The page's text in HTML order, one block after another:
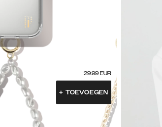
29.99 EUR
+ TOEVOEGEN